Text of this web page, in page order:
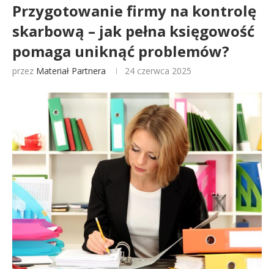
Przygotowanie firmy na kontrolę
skarbową – jak pełna księgowość
pomaga uniknąć problemów?
przez Materiał Partnera 24 czerwca 2025